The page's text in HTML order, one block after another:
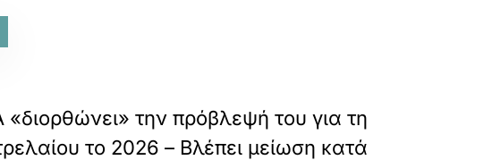
«διορθώνει» την πρόβλεψή του για τη
το 2026 – Βλέπει μείωση κατά